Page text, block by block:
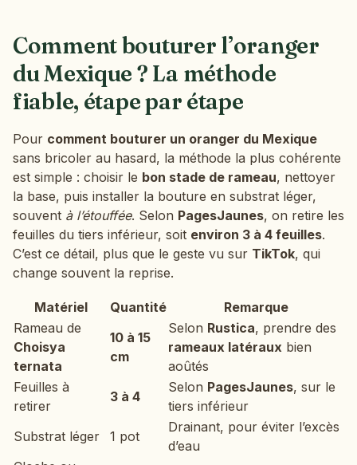
Comment bouturer l’oranger
du Mexique ? La méthode
fiable, étape par étape
Pour comment bouturer un oranger du Mexique
sans bricoler au hasard, la méthode la plus cohérente
est simple : choisir le bon stade de rameau, nettoyer
la base, puis installer la bouture en substrat léger,
souvent à l’étouffée. Selon PagesJaunes, on retire les
feuilles du tiers inférieur, soit environ 3 à 4 feuilles.
C’est ce détail, plus que le geste vu sur TikTok, qui
change souvent la reprise.
Matériel Quantité
Remarque
Rameau de
Choisya
ternata
10 à 15
cm
Selon Rustica, prendre des
rameaux latéraux bien
aoûtés
Feuilles à
retirer
3 à 4
Selon PagesJaunes, sur le
tiers inférieur
Substrat léger
1 pot
Drainant, pour éviter l’excès
d’eau